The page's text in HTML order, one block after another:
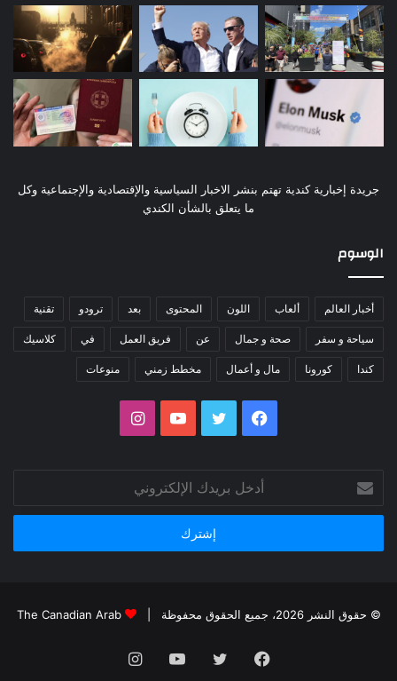
جريدة إخبارية كندية تهتم بنشر الاخبار السياسية والإقتصادية والإجتماعية وكل
ما يتعلق بالشأن الكندي
الوسوم
أخبار العالم ألعاب اللون المحتوى بعد ترودو تقنية
سياحة و سفر صحة و جمال عن فريق العمل في كلاسيك
كندا كورونا مال و أعمال مخطط زمني منوعات
فيسبوك تويتر يوتيوبانستقرام
بريدك
الإلكتروني
© حقوق النشر 2026، جميع الحقوق محفوظة | The Canadian Arab
فيسبوك تويتر يوتيوبانستقرام